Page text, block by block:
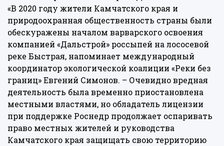
«В 2020 году жители Камчатского края и
природоохранная общественность страны были
обескуражены началом варварского освоения
компанией «Дальстрой» россыпей на лососевой
реке Быстрая, напоминает международный
координатор экологической коалиции «Реки без
границ» Евгений Симонов. – Очевидно вредная
деятельность была временно приостановлена
местными властями, но обладатель лицензии
при поддержке Роснедр продолжает оспаривать
право местных жителей и руководства
Камчатского края защищать свою территорию